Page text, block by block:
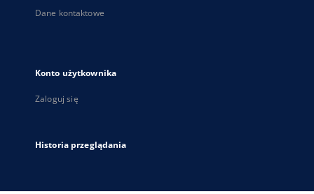
Dane kontaktowe
Konto użytkownika
Zaloguj się
Historia przeglądania